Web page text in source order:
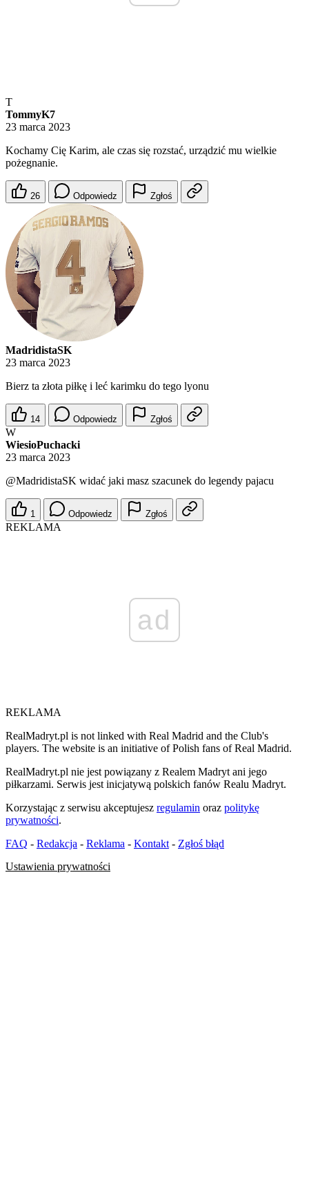
T
TommyK7
23 marca 2023
Kochamy Cię Karim, ale czas się rozstać, urządzić mu wielkie
pożegnanie.
26 Odpowiedz Zgłoś
MadridistaSK
23 marca 2023
Bierz ta złota piłkę i leć karimku do tego lyonu
14 Odpowiedz Zgłoś
W
WiesioPuchacki
23 marca 2023
@MadridistaSK widać jaki masz szacunek do legendy pajacu
1 Odpowiedz Zgłoś
REKLAMA
ad
REKLAMA
RealMadryt.pl is not linked with Real Madrid and the Club's
players. The website is an initiative of Polish fans of Real Madrid.
RealMadryt.pl nie jest powiązany z Realem Madryt ani jego
piłkarzami. Serwis jest inicjatywą polskich fanów Realu Madryt.
Korzystając z serwisu akceptujesz regulamin oraz politykę
prywatności.
FAQ - Redakcja - Reklama - Kontakt - Zgłoś błąd
Ustawienia prywatności